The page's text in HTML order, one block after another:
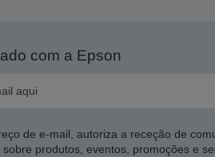
com a Epson
de e-mail, autoriza a receção de
produtos, eventos, promoções e